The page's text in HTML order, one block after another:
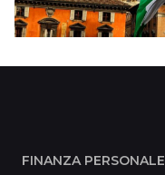
FINANZA PERSONALE